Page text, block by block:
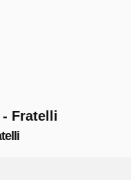
- Fratelli